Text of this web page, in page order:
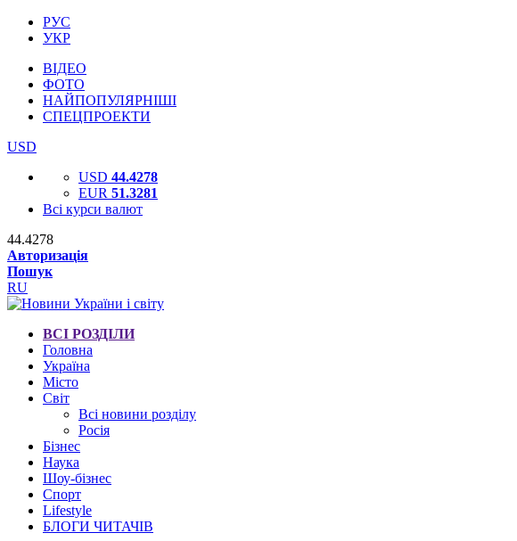
РУС
УКР
ВІДЕО
ФОТО
НАЙПОПУЛЯРНІШІ
СПЕЦПРОЕКТИ
USD
USD 44.4278
EUR 51.3281
Всі курси валют
44.4278
Авторизація
Пошук
RU
ВСІ РОЗДІЛИ
Головна
Україна
Місто
Світ
Всі новини розділу
Росія
Бізнес
Наука
Шоу-бізнес
Спорт
Lifestyle
БЛОГИ ЧИТАЧІВ